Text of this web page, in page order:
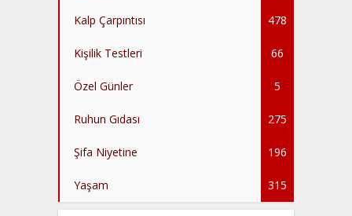
Kalp Çarpıntısı 478
Kişilik Testleri 66
Özel Günler 5
Ruhun Gıdası 275
Şifa Niyetine 196
Yaşam 315